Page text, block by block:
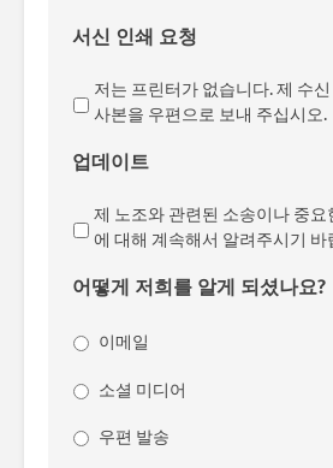
서신 인쇄 요청
저는 프린터가 없습니다. 제 수
사본을 우편으로 보내 주십시오.
업데이트
제 노조와 관련된 소송이나 중요
에 대해 계속해서 알려주시기 바
어떻게 저희를 알게 되셨나요?
이메일
소셜 미디어
우편 발송